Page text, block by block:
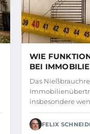
WIE
EI
Das
insbesondere
FELIX